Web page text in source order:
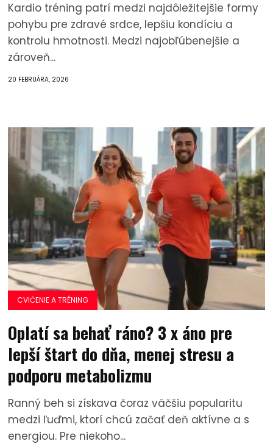
Kardio tréning patrí medzi najdôležitejšie formy
pohybu pre zdravé srdce, lepšiu kondíciu a
kontrolu hmotnosti. Medzi najobľúbenejšie a
zároveň...
20 FEBRUÁRA, 2026
CVIČENIE A TRÉNING
Oplatí sa behať ráno? 3 x áno pre
lepší štart do dňa, menej stresu a
podporu metabolizmu
Ranný beh si získava čoraz väčšiu popularitu
medzi ľuďmi, ktorí chcú začať deň aktívne a s
energiou. Pre niekoho...